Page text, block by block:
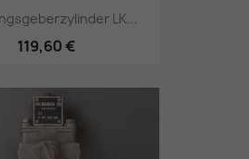
LK...
119,60 €